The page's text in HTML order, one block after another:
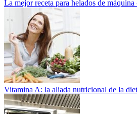
La mejor receta para helados de
Vitamina A: la aliada nutricional de la